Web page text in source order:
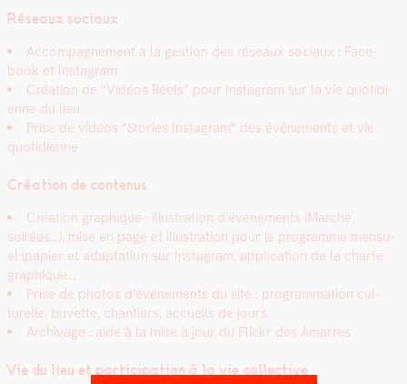
Réseaux soci­aux
Accom­pa­g­ne­ment à la ges­tion des réseaux soci­aux : Face­
book et Insta­gram
Créa­tion de “Vidéos Réels” pour Insta­gram sur la vie quo­ti­di­
enne du lieu
Prise de vidéos “Sto­ries Insta­gram” des événe­ments et vie
quo­ti­di­enne
Créa­tion de con­tenus
Créa­tion graphique : illus­tra­tion d’événements (Marché,
soirées…), mise en page et illus­tra­tion pour le pro­gramme men­su­
el (papi­er et adap­ta­tion sur Insta­gram, appli­ca­tion de la charte
graphique…
Prise de pho­tos d’événements du site : pro­gram­ma­tion cul­
turelle, buvette, chantiers, accueils de jours
Archivage : aide à la mise à jour du Flickr des Amar­res
Vie du lieu et par­tic­i­pa­tion à la vie col­lec­tive